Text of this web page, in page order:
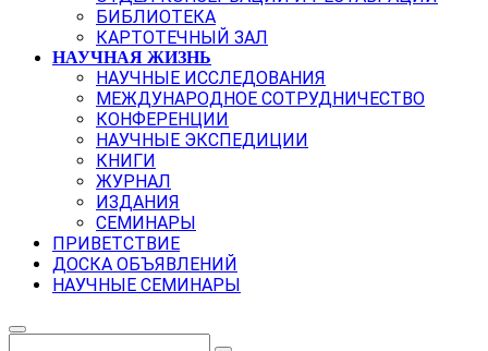
БИБЛИОТЕКА
КАРТОТЕЧНЫЙ ЗАЛ
НАУЧНАЯ ЖИЗНЬ
НАУЧНЫЕ ИССЛЕДОВАНИЯ
МЕЖДУНАРОДНОЕ СОТРУДНИЧЕСТВО
КОНФЕРЕНЦИИ
НАУЧНЫЕ ЭКСПЕДИЦИИ
КНИГИ
ЖУРНАЛ
ИЗДАНИЯ
СЕМИНАРЫ
ПРИВЕТСТВИЕ
ДОСКА ОБЪЯВЛЕНИЙ
НАУЧНЫЕ СЕМИНАРЫ